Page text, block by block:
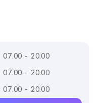
07.00 - 20.00
07.00 - 20.00
07.00 - 20.00